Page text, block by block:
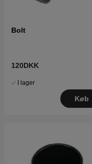
Bolt
120DKK
I lager
Køb